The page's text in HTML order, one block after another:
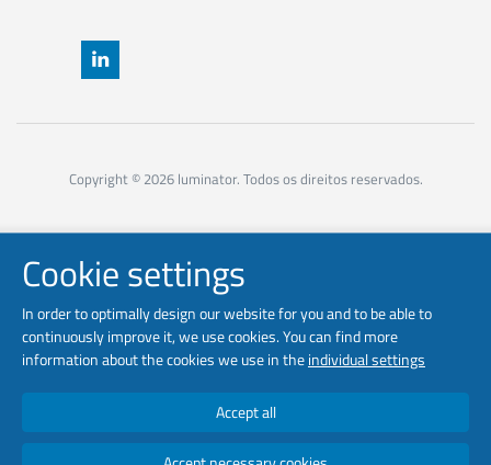
Copyright © 2026 luminator. Todos os direitos reservados.
Cookie settings
In order to optimally design our website for you and to be able to
continuously improve it, we use cookies. You can find more
information about the cookies we use in theindividual settings
Accept all